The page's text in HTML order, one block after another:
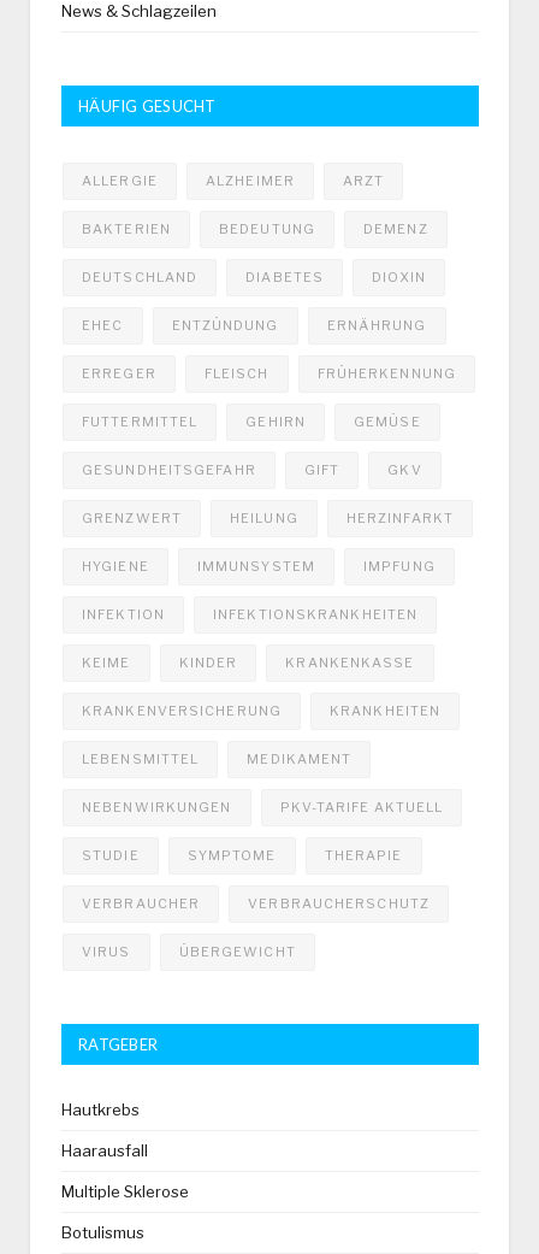
News & Schlagzeilen
HÄUFIG GESUCHT
ALLERGIE ALZHEIMER ARZT
BAKTERIEN BEDEUTUNG DEMENZ
DEUTSCHLAND DIABETES DIOXIN
EHEC ENTZÜNDUNG ERNÄHRUNG
ERREGER FLEISCH FRÜHERKENNUNG
FUTTERMITTEL GEHIRN GEMÜSE
GESUNDHEITSGEFAHR GIFT GKV
GRENZWERT HEILUNG HERZINFARKT
HYGIENE IMMUNSYSTEM IMPFUNG
INFEKTION INFEKTIONSKRANKHEITEN
KEIME KINDER KRANKENKASSE
KRANKENVERSICHERUNG KRANKHEITEN
LEBENSMITTEL MEDIKAMENT
NEBENWIRKUNGEN PKV-TARIFE AKTUELL
STUDIE SYMPTOME THERAPIE
VERBRAUCHER VERBRAUCHERSCHUTZ
VIRUS ÜBERGEWICHT
RATGEBER
Hautkrebs
Haarausfall
Multiple Sklerose
Botulismus